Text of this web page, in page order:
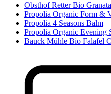
Obsthof Retter Bio
Propolia Organic Form &
Propolia 4 Seasons Balm
Propolia Organic Evening
Bauck Mühle Bio Falafel